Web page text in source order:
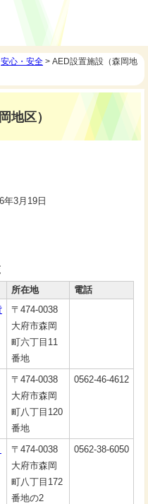
安心・安全 > AED設置施設（森岡地
地区）
3月19日
所在地
電話
〒474-0038
大府市森岡
町六丁目11
番地
〒474-0038
大府市森岡
町八丁目120
番地
0562-46-4612
〒474-0038
大府市森岡
町八丁目172
番地の2
0562-38-6050